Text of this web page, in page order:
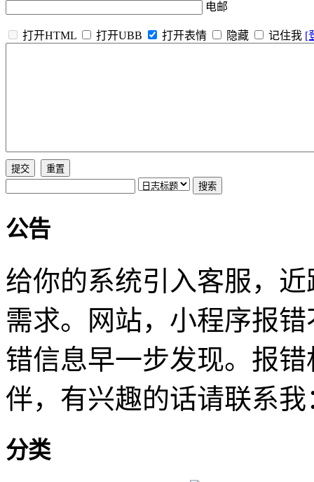
电邮
打开HTML 打开UBB 打开表情 隐藏 记住我 [
公告
给你的系统引入客服，
需求。网站，小程序报
错信息早一步发现。报
伴，有兴趣的话请联系我
分类